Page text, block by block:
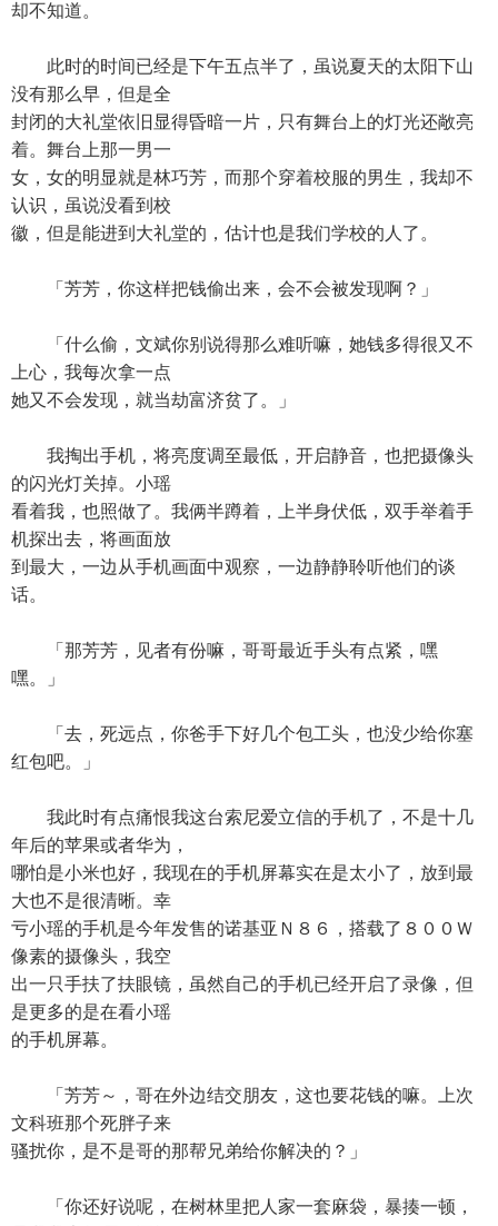
却不知道。
此时的时间已经是下午五点半了，虽说夏天的太阳下山
没有那么早，但是全
封闭的大礼堂依旧显得昏暗一片，只有舞台上的灯光还敞亮
着。舞台上那一男一
女，女的明显就是林巧芳，而那个穿着校服的男生，我却不
认识，虽说没看到校
徽，但是能进到大礼堂的，估计也是我们学校的人了。
「芳芳，你这样把钱偷出来，会不会被发现啊？」
「什么偷，文斌你别说得那么难听嘛，她钱多得很又不
上心，我每次拿一点
她又不会发现，就当劫富济贫了。」
我掏出手机，将亮度调至最低，开启静音，也把摄像头
的闪光灯关掉。小瑶
看着我，也照做了。我俩半蹲着，上半身伏低，双手举着手
机探出去，将画面放
到最大，一边从手机画面中观察，一边静静聆听他们的谈
话。
「那芳芳，见者有份嘛，哥哥最近手头有点紧，嘿
嘿。」
「去，死远点，你爸手下好几个包工头，也没少给你塞
红包吧。」
我此时有点痛恨我这台索尼爱立信的手机了，不是十几
年后的苹果或者华为，
哪怕是小米也好，我现在的手机屏幕实在是太小了，放到最
大也不是很清晰。幸
亏小瑶的手机是今年发售的诺基亚Ｎ８６，搭载了８００Ｗ
像素的摄像头，我空
出一只手扶了扶眼镜，虽然自己的手机已经开启了录像，但
是更多的是在看小瑶
的手机屏幕。
「芳芳～，哥在外边结交朋友，这也要花钱的嘛。上次
文科班那个死胖子来
骚扰你，是不是哥的那帮兄弟给你解决的？」
「你还好说呢，在树林里把人家一套麻袋，暴揍一顿，